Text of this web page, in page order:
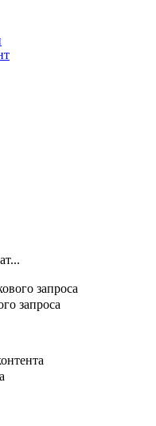
запроса
запроса